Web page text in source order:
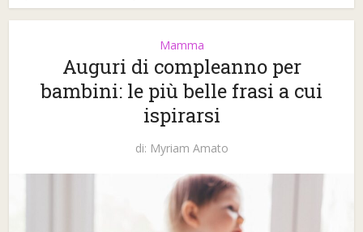
Mamma
Auguri di compleanno per
bambini: le più belle frasi a cui
ispirarsi
di: Myriam Amato